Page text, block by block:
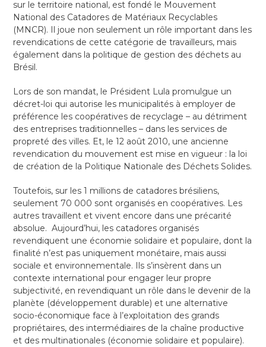
sur le territoire national, est fondé le Mouvement
National des Catadores de Matériaux Recyclables
(MNCR). Il joue non seulement un rôle important dans les
revendications de cette catégorie de travailleurs, mais
également dans la politique de gestion des déchets au
Brésil.
Lors de son mandat, le Président Lula promulgue un
décret-loi qui autorise les municipalités à employer de
préférence les coopératives de recyclage – au détriment
des entreprises traditionnelles – dans les services de
propreté des villes. Et, le 12 août 2010, une ancienne
revendication du mouvement est mise en vigueur : la loi
de création de la Politique Nationale des Déchets Solides.
Toutefois, sur les 1 millions de catadores brésiliens,
seulement 70 000 sont organisés en coopératives. Les
autres travaillent et vivent encore dans une précarité
absolue. Aujourd’hui, les catadores organisés
revendiquent une économie solidaire et populaire, dont la
finalité n’est pas uniquement monétaire, mais aussi
sociale et environnementale. Ils s’insèrent dans un
contexte international pour engager leur propre
subjectivité, en revendiquant un rôle dans le devenir de la
planète (développement durable) et une alternative
socio-économique face à l’exploitation des grands
propriétaires, des intermédiaires de la chaîne productive
et des multinationales (économie solidaire et populaire).